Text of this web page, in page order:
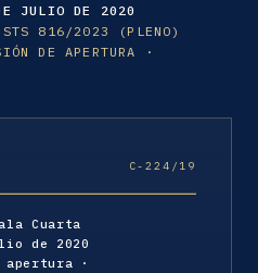
JULIO DE 2020
STS 816/2023 (PLENO)
DE APERTURA ·
C-224/19
Cuarta
de 2020
apertura ·